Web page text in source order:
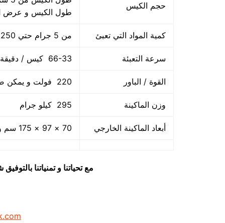
حجم الكيس
طول الكيس و عرض
كمية المواد التي تعبئ من 5 جرام حتي 250 جرام و يمكن تعديله حتي 500 جرام
سرعة التعبئة 66-33 كيس / دقيقة و لمادة التغليف اعتبار في السرعه
القوة / الباور 220 فولت و يمكن ضبط الفولت حسب الكهرباء المتاحه 1.2 كيلو وات
وزن الماكينة 295 كيلو جرام
أبعاد الماكينة الخارجي 70 × 97 × 175 سم و يمكن فك الماكينة و تركيبها في اي مكان
مع تحياتنا و تمنياتنا